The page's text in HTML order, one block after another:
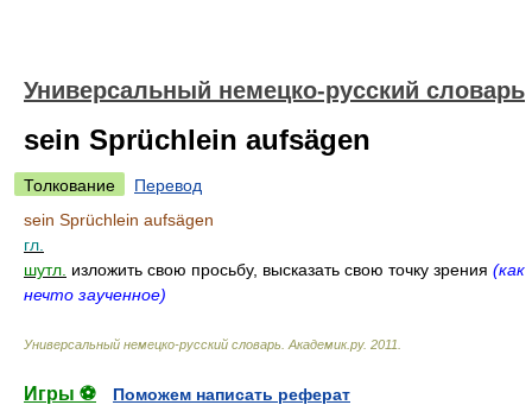
Универсальный немецко-русский словарь
sein Sprüchlein aufsägen
Толкование
Перевод
sein Sprüchlein aufsägen
гл.
шутл. изложить свою просьбу, высказать свою точку зрения (как
нечто заученное)
Универсальный немецко-русский словарь Академик.ру. 2011
Игры ⚽
Поможем написать реферат